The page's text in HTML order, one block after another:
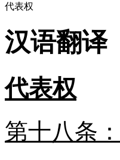
代表权
汉语翻译
代表权
第十八条：